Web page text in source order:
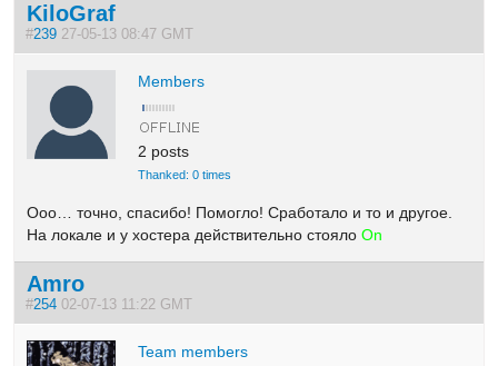
KiloGraf
#239 27-05-13 08:47 GMT
Members
2 posts
Thanked: 0 times
Ооо… точно, спасибо! Помогло! Сработало и то и другое.
На локале и у хостера действительно стоялоOn
Amro
#254 02-07-13 11:22 GMT
Team members